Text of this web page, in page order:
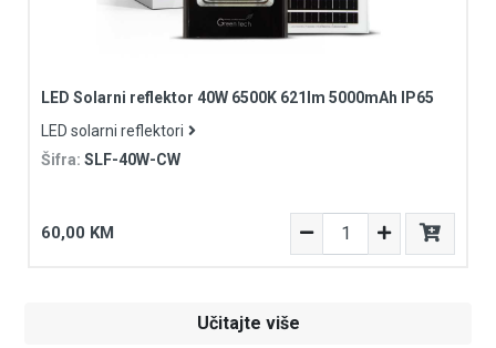
LED Solarni reflektor 40W 6500K 621lm 5000mAh IP65
LED solarni reflektori
Šifra: SLF-40W-CW
60,00 KM
Učitajte više